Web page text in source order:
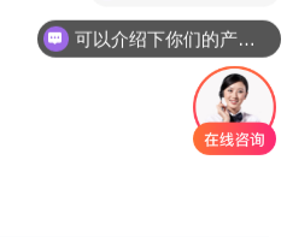
可以介绍下你们的产品么